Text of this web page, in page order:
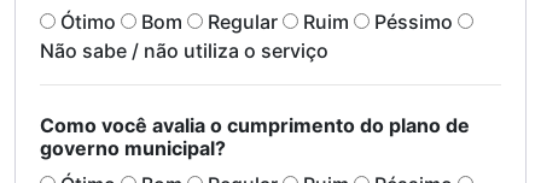
Ótimo
Bom Regular Ruim
Péssimo
Não sabe / não utiliza o serviço
Como você avalia o cumprimento do plano de
governo municipal?